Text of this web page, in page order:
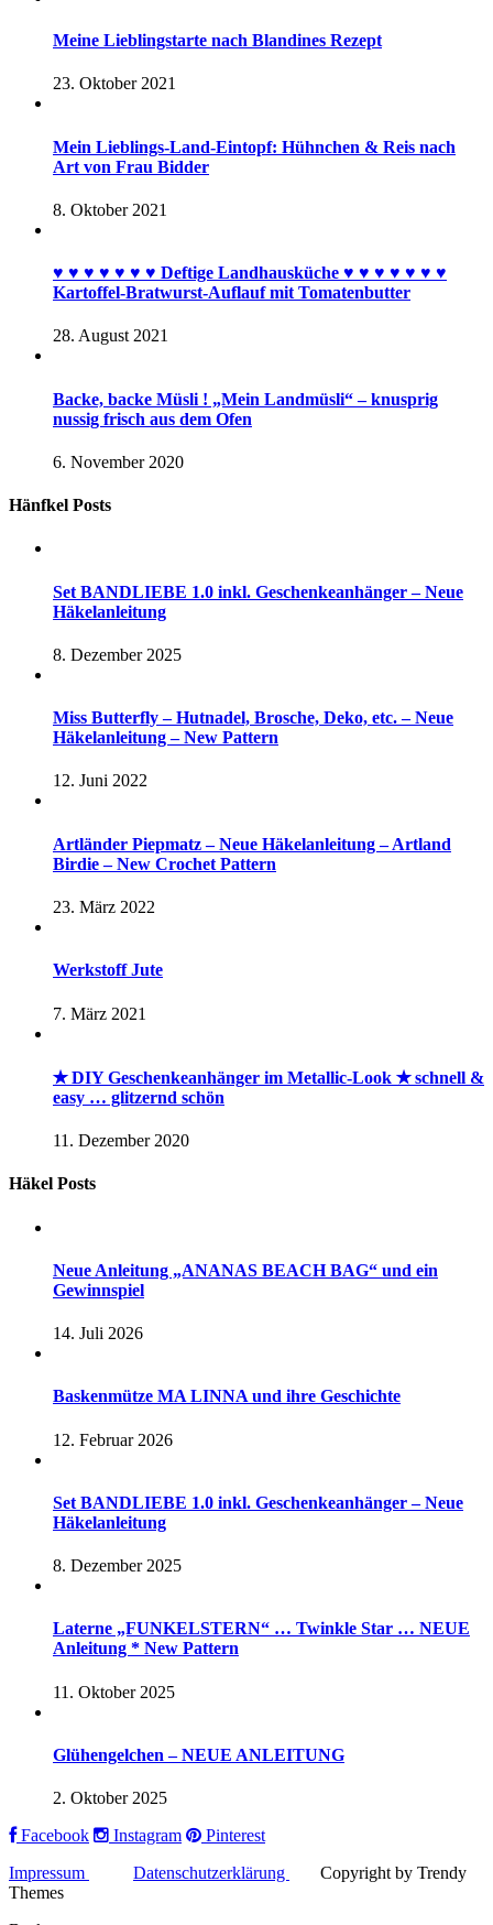
Meine Lieblingstarte nach Blandines Rezept
23. Oktober 2021
Mein Lieblings-Land-Eintopf: Hühnchen & Reis nach
Art von Frau Bidder
8. Oktober 2021
♥︎ ♥︎ ♥︎ ♥︎ ♥︎ ♥︎ ♥︎ Deftige Landhausküche ♥︎ ♥︎ ♥︎ ♥︎ ♥︎ ♥︎ ♥︎
Kartoffel-Bratwurst-Auflauf mit Tomatenbutter
28. August 2021
Backe, backe Müsli ! „Mein Landmüsli“ – knusprig
nussig frisch aus dem Ofen
6. November 2020
Hänfkel Posts
Set BANDLIEBE 1.0 inkl. Geschenkeanhänger – Neue
Häkelanleitung
8. Dezember 2025
Miss Butterfly – Hutnadel, Brosche, Deko, etc. – Neue
Häkelanleitung – New Pattern
12. Juni 2022
Artländer Piepmatz – Neue Häkelanleitung – Artland
Birdie – New Crochet Pattern
23. März 2022
Werkstoff Jute
7. März 2021
✭ DIY Geschenkeanhänger im Metallic-Look ✭ schnell &
easy … glitzernd schön
11. Dezember 2020
Häkel Posts
Neue Anleitung „ANANAS BEACH BAG“ und ein
Gewinnspiel
14. Juli 2026
Baskenmütze MA LINNA und ihre Geschichte
12. Februar 2026
Set BANDLIEBE 1.0 inkl. Geschenkeanhänger – Neue
Häkelanleitung
8. Dezember 2025
Laterne „FUNKELSTERN“ … Twinkle Star … NEUE
Anleitung * New Pattern
11. Oktober 2025
Glühengelchen – NEUE ANLEITUNG
2. Oktober 2025
Facebook
Instagram
Pinterest
Impressum
Datenschutzerklärung
Copyright by Trendy
Themes